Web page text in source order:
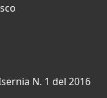
N. 1 del 2016